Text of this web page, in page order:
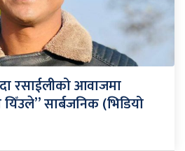
रसाईलीको आवाजमा
सार्बजनिक (भिडियो